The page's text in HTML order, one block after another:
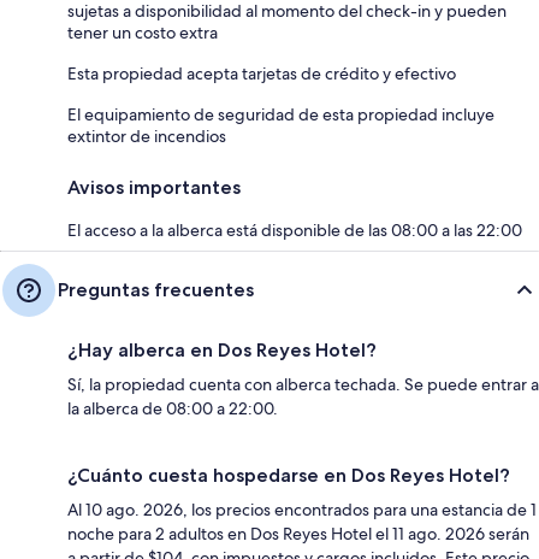
sujetas a disponibilidad al momento del check-in y pueden
tener un costo extra
Esta propiedad acepta tarjetas de crédito y efectivo
El equipamiento de seguridad de esta propiedad incluye
extintor de incendios
Avisos importantes
El acceso a la alberca está disponible de las 08:00 a las 22:00
Preguntas frecuentes
¿Hay alberca en Dos Reyes Hotel?
Sí, la propiedad cuenta con alberca techada. Se puede entrar a
la alberca de 08:00 a 22:00.
¿Cuánto cuesta hospedarse en Dos Reyes Hotel?
Al 10 ago. 2026, los precios encontrados para una estancia de 1
noche para 2 adultos en Dos Reyes Hotel el 11 ago. 2026 serán